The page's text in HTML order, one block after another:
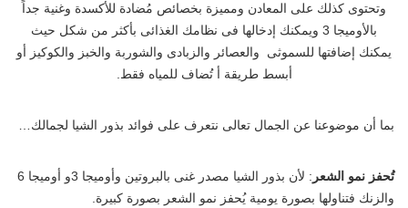
وتحتوى كذلك على المعادن ومميزة بخصائص مُضادة للأكسدة وغنية جداً
بالأوميجا 3 ويمكنك إدخالها فى نظامك الغذائى بأكثر من شكل حيث
يمكنك إضافتها للسموثى والعصائر والزبادى والشوربة والخبز والكوكيز أو
أبسط طريقة أ تُضاف للمياه فقط.
بما أن موضوعنا عن الجمال تعالى نتعرف على فوائد بذور الشيا لجمالك…
تُحفز نمو الشعر
: لأن بذور الشيا مصدر غنى بالبروتين وأوميجا 3و أوميجا 6
والزنك فتناولها بصورة يومية يُحفز نمو الشعر بصورة كبيرة.